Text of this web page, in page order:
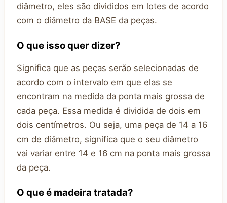
diâmetro, eles são divididos em lotes de acordo
com o diâmetro da BASE da peças.
O que isso quer dizer?
Significa que as peças serão selecionadas de
acordo com o intervalo em que elas se
encontram na medida da ponta mais grossa de
cada peça. Essa medida é dividida de dois em
dois centímetros. Ou seja, uma peça de 14 a 16
cm de diâmetro, significa que o seu diâmetro
vai variar entre 14 e 16 cm na ponta mais grossa
da peça.
O que é madeira tratada?